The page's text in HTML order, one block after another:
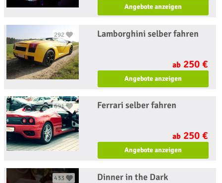
Angebote anzeigen
292 Lamborghini selber fahren
ab 250 €
Angebote anzeigen
691 Ferrari selber fahren
ab 250 €
Angebote anzeigen
433 Dinner in the Dark